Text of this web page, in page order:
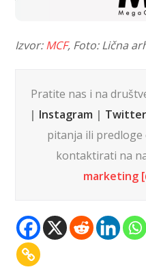
Izvor:MCF, Foto: Lična
Pratite nas i na
| Instagram | Twitter
pitanja ili predloge
kontaktirati na
marketing